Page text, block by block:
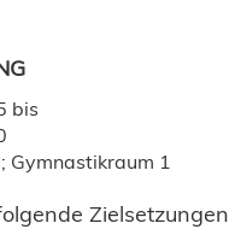
bis
Gymnastikraum 1